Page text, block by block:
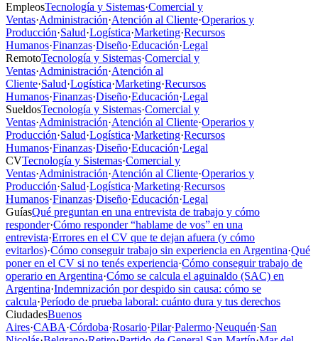
EmpleosTecnología y Sistemas·Comercial y
Ventas·Administración·Atención al Cliente·Operarios y
Producción·Salud·Logística·Marketing·Recursos
Humanos·Finanzas·Diseño·Educación·Legal
RemotoTecnología y Sistemas·Comercial y
Ventas·Administración·Atención al
Cliente·Salud·Logística·Marketing·Recursos
Humanos·Finanzas·Diseño·Educación·Legal
SueldosTecnología y Sistemas·Comercial y
Ventas·Administración·Atención al Cliente·Operarios y
Producción·Salud·Logística·Marketing·Recursos
Humanos·Finanzas·Diseño·Educación·Legal
CVTecnología y Sistemas·Comercial y
Ventas·Administración·Atención al Cliente·Operarios y
Producción·Salud·Logística·Marketing·Recursos
Humanos·Finanzas·Diseño·Educación·Legal
GuíasQué preguntan en una entrevista de trabajo y cómo
responder·Cómo responder “hablame de vos” en una
entrevista·Errores en el CV que te dejan afuera (y cómo
evitarlos)·Cómo conseguir trabajo sin experiencia en Argentina·Qué
poner en el CV si no tenés experiencia·Cómo conseguir trabajo de
operario en Argentina·Cómo se calcula el aguinaldo (SAC) en
Argentina·Indemnización por despido sin causa: cómo se
calcula·Período de prueba laboral: cuánto dura y tus derechos
CiudadesBuenos
Aires·CABA·Córdoba·Rosario·Pilar·Palermo·Neuquén·San